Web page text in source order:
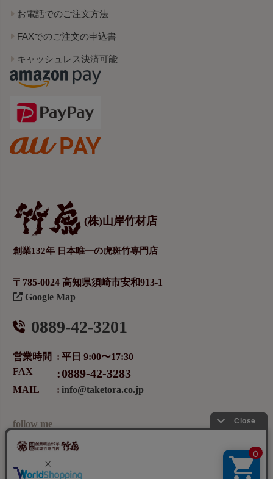
お電話でのご注文方法
FAXでのご注文の申込書
キャッシュレス決済可能
(株)山岸竹材店
創業132年 日本唯一の虎斑竹専門店
〒785-0024 高知県須崎市安和913-1
Google Map
0889-42-3201
営業時間
平日 9:00〜17:30
FAX
0889-42-3283
MAIL info@taketora.co.jp
follow me